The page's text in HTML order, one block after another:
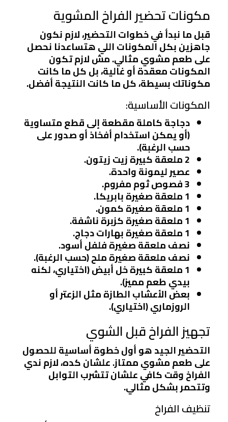
مكونات تحضير الفراخ المشوية
قبل ما نبدأ في خطوات التحضير، لازم نكون
جاهزين بكل المكونات اللي هتساعدنا نحصل
على طعم مشوي مثالي. مش لازم تكون
المكونات معقدة أو غالية، بل كل ما كانت
مكوناتك بسيطة، كل ما كانت النتيجة أفضل.
المكونات الأساسية:
دجاجة كاملة مقطعة إلى قطع متساوية
(أو يمكن استخدام أفخاذ أو صدور على
حسب الرغبة).
2 ملعقة كبيرة زيت زيتون.
عصير ليمونة واحدة.
3 فصوص ثوم مفروم.
1 ملعقة صغيرة بابريكا.
1 ملعقة صغيرة كمون.
1 ملعقة صغيرة كزبرة ناشفة.
1 ملعقة صغيرة بهارات دجاج.
نصف ملعقة صغيرة فلفل أسود.
نصف ملعقة صغيرة ملح (حسب الرغبة).
1 ملعقة كبيرة خل أبيض (اختياري، لكنه
بيدي طعم مميز).
بعض الأعشاب الطازة مثل الزعتر أو
الروزماري (اختياري).
تجهيز الفراخ قبل الشوي
التحضير الجيد هو أول خطوة أساسية للحصول
على طعم مشوي ممتاز. علشان كده، لازم ندي
الفراخ وقت كافي علشان تتشرب التوابل
وتتحمر بشكل مثالي.
تنظيف الفراخ